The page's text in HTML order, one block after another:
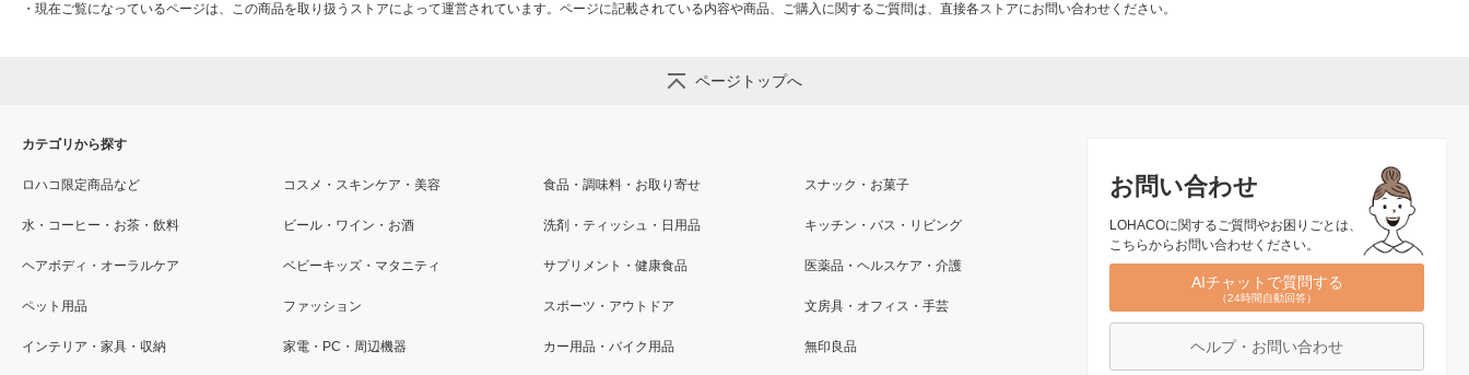
・ 現在ご覧になっているページは、この商品を取り扱うストアによって運営されています。ページに記載されている内容や商品、ご購入に関するご質問は、直接各ストアにお問い合わせください。
ページトップへ
お問い合わせ
LOHACOに関するご質問やお困りごとは、
こちらからお問い合わせください。
AIチャットで質問する
（24時間自動回答）
ヘルプ・お問い合わせ
カテゴリから探す
ロハコ限定商品など コスメ・スキンケア・美容 食品・調味料・お取り寄せ スナック・お菓子
水・コーヒー・お茶・飲料 ビール・ワイン・お酒 洗剤・ティッシュ・日用品 キッチン・バス・リビング
ヘアボディ・オーラルケア ベビーキッズ・マタニティ サプリメント・健康食品 医薬品・ヘルスケア・介護
ペット用品 ファッション スポーツ・アウトドア 文房具・オフィス・手芸
インテリア・家具・収納 家電・PC・周辺機器 カー用品・バイク用品 無印良品